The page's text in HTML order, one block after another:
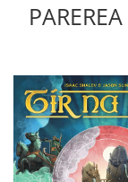
Puzzle 500 piese
Puzzle 180 piese
Puzzle 12 piese
Educative
Puzzle 300 piese